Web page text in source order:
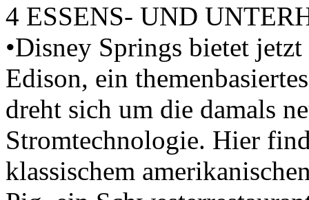
4 ESSENS- UND
•Disney Springs bietet
Edison, ein
dreht sich um die damals
Stromtechnologie. Hier
klassischem